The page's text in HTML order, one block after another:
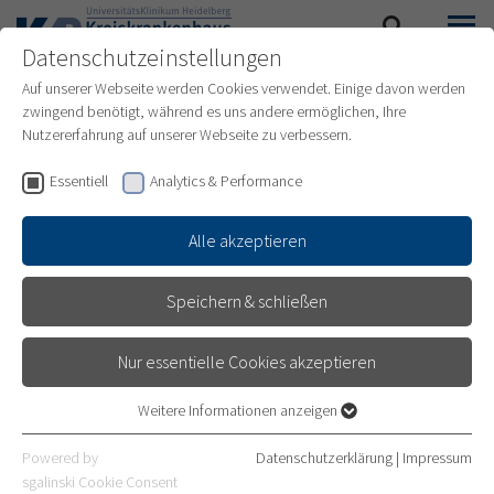
PRESSEARCHIV
Datenschutzeinstellungen
Auf unserer Webseite werden Cookies verwendet. Einige davon werden
zwingend benötigt, während es uns andere ermöglichen, Ihre
Nutzererfahrung auf unserer Webseite zu verbessern.
Essentiell Analytics & Performance
Alle akzeptieren
Speichern & schließen
Nur essentielle Cookies akzeptieren
Essentielle Cookies werden für grundlegende Funktionen der
Webseite benötigt. Dadurch ist gewährleistet, dass die Webseite
Weitere Informationen anzeigen
Powered by
sgalinski Cookie Consent
Datenschutzerklärung | Impressum